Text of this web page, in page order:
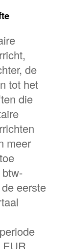
de
tot het
die
meer
eerste